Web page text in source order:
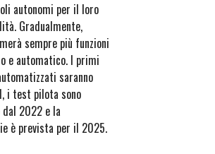
autonomi per il loro
Gradualmente,
sempre più funzioni
e automatico. I primi
saranno
i test pilota sono
2022 e la
è prevista per il 2025.